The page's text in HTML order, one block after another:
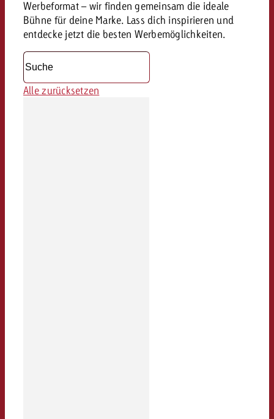
Werbeformat – wir finden gemeinsam die ideale
Bühne für deine Marke. Lass dich inspirieren und
entdecke jetzt die besten Werbemöglichkeiten.
Alle zurücksetzen